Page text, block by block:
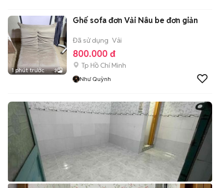
1 phút trước 3
Ghế sofa đơn Vải Nâu be đơn giản
Đã sử dụng Vải
800.000 đ
Tp Hồ Chí Minh
Như Quỳnh